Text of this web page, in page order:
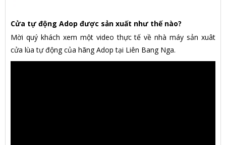
Cửa tự động Adop được sản xuất như thế nào?
Mời quý khách xem một video thực tế về nhà máy sản xuât
cửa lùa tự động của hãng Adop tại Liên Bang Nga.